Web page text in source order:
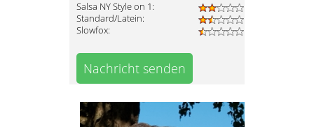
Salsa NY Style on 1:
Standard/Latein:
Slowfox:
Nachricht senden